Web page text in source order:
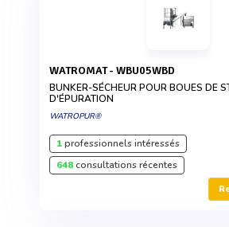
WATROMAT - WBU05WBD
BUNKER-SÉCHEUR POUR BOUES DE
D'ÉPURATION
WATROPUR®
1professionnels intéressés
648consultations récentes